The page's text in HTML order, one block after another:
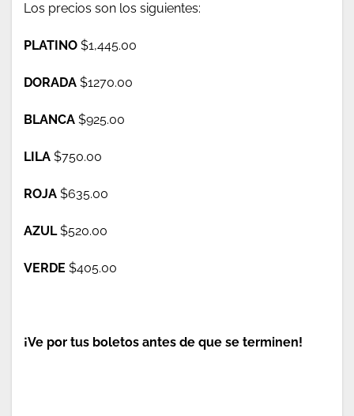
Los precios son los siguientes:
PLATINO $1,445.00
DORADA $1270.00
BLANCA $925.00
LILA $750.00
ROJA $635.00
AZUL$520.00
VERDE $405.00
¡Ve por tus boletos antes de que se terminen!